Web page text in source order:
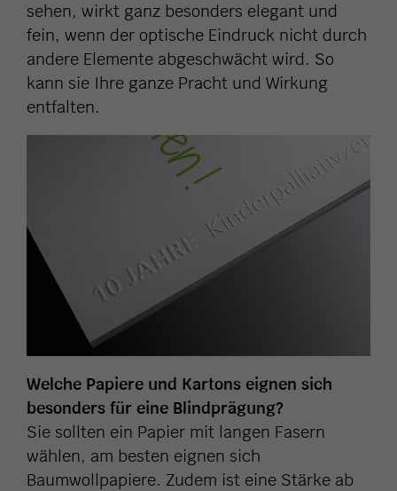
sehen, wirkt ganz besonders elegant und
fein, wenn der optische Eindruck nicht durch
andere Elemente abgeschwächt wird. So
kann sie Ihre ganze Pracht und Wirkung
entfalten.
Welche Papiere und Kartons eignen sich
besonders für eine Blindprägung?
Sie sollten ein Papier mit langen Fasern
wählen, am besten eignen sich
Baumwollpapiere. Zudem ist eine Stärke ab